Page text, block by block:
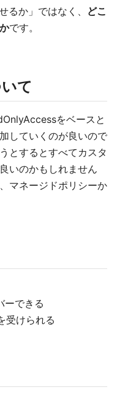
か」ではなく、 どこ
です。
て
をベースと
していくのが良いので
とするとすべてカスタ
いのかもしれません
マネージドポリシーか
ーできる
受けられる